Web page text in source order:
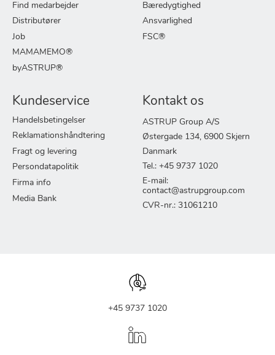
Find medarbejder
Distributører
Job
MAMAMEMO®
byASTRUP®
Bæredygtighed
Ansvarlighed
FSC®
Kundeservice
Handelsbetingelser
Reklamationshåndtering
Fragt og levering
Persondatapolitik
Firma info
Media Bank
Kontakt os
ASTRUP Group A/S
Østergade 134, 6900 Skjern
Danmark
Tel.: +45 9737 1020
E-mail:
contact@astrupgroup.com
CVR-nr.: 31061210
+45 9737 1020